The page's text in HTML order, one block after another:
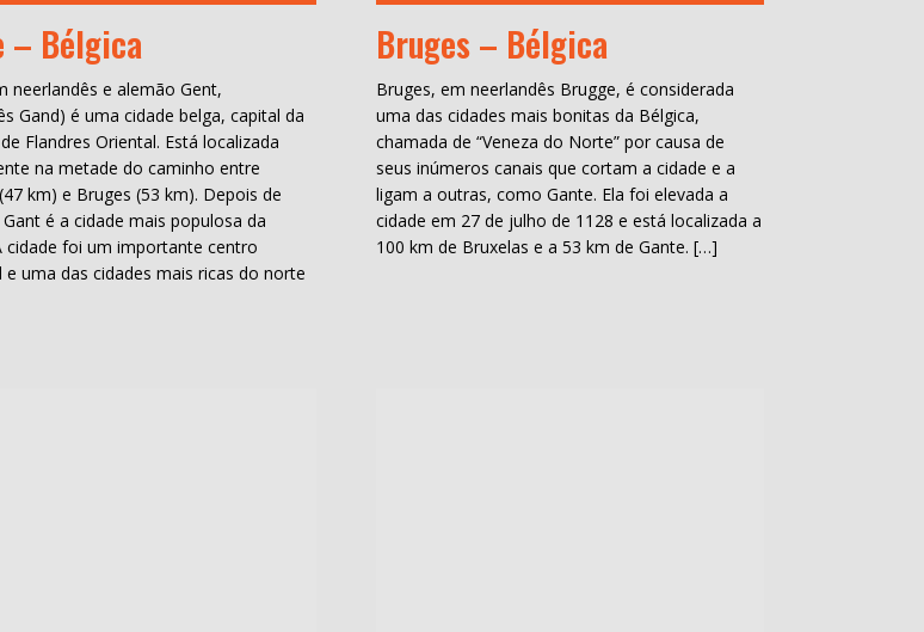
– Bélgica
neerlandês e alemão Gent,
Gand) é uma cidade belga, capital da
Flandres Oriental. Está localizada
na metade do caminho entre
km) e Bruges (53 km). Depois de
é a cidade mais populosa da
cidade foi um importante centro
e uma das cidades mais ricas do norte
Bruges – Bélgica
Bruges, em neerlandês Brugge, é considerada
uma das cidades mais bonitas da Bélgica,
chamada de “Veneza do Norte” por causa de
seus inúmeros canais que cortam a cidade e a
ligam a outras, como Gante. Ela foi elevada a
cidade em 27 de julho de 1128 e está localizada a
100 km de Bruxelas e a 53 km de Gante. […]